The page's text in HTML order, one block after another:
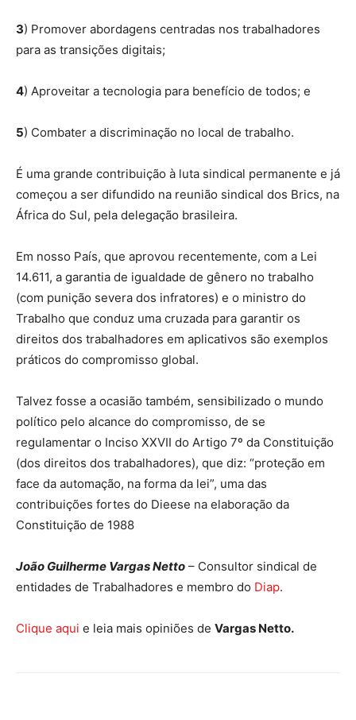
3) Promover abordagens centradas nos trabalhadores
para as transições digitais;
4) Aproveitar a tecnologia para benefício de todos; e
5) Combater a discriminação no local de trabalho.
É uma grande contribuição à luta sindical permanente e já
começou a ser difundido na reunião sindical dos Brics, na
África do Sul, pela delegação brasileira.
Em nosso País, que aprovou recentemente, com a Lei
14.611, a garantia de igualdade de gênero no trabalho
(com punição severa dos infratores) e o ministro do
Trabalho que conduz uma cruzada para garantir os
direitos dos trabalhadores em aplicativos são exemplos
práticos do compromisso global.
Talvez fosse a ocasião também, sensibilizado o mundo
político pelo alcance do compromisso, de se
regulamentar o Inciso XXVII do Artigo 7º da Constituição
(dos direitos dos trabalhadores), que diz: “proteção em
face da automação, na forma da lei”, uma das
contribuições fortes do Dieese na elaboração da
Constituição de 1988
João Guilherme Vargas Netto – Consultor sindical de
entidades de Trabalhadores e membro do Diap.
Clique aqui e leia mais opiniões de Vargas Netto.